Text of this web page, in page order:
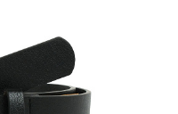
цену